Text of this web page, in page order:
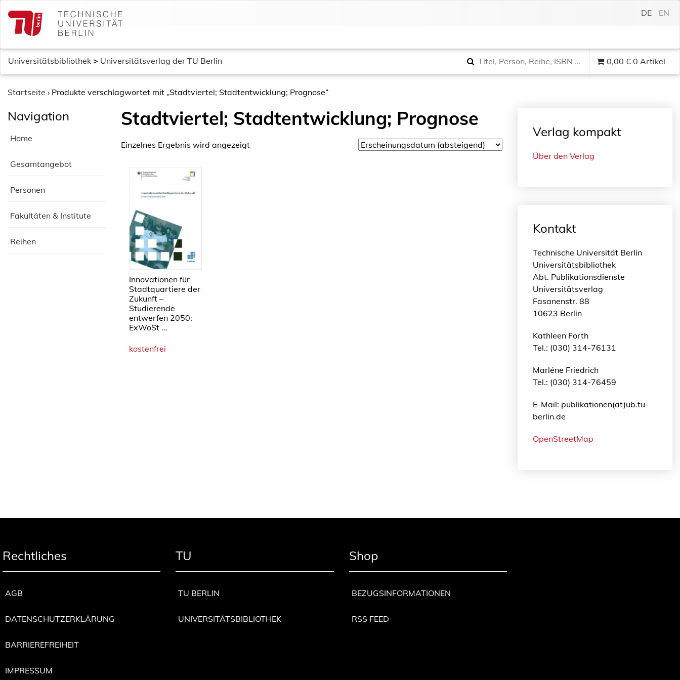
c
DE EN
Universitätsbibliothek > Universitätsverlag der TU Berlin 0,00 € 0 Artikel
Startseite › Produkte verschlagwortet mit „Stadtviertel; Stadtentwicklung; Prognose“
Navigation
Home
Gesamtangebot
Personen
Fakultäten & Institute
Reihen
Stadtviertel; Stadtentwicklung; Prognose
Einzelnes Ergebnis wird angezeigt
Innovationen für
Stadtquartiere der
Zukunft –
Studierende
entwerfen 2050;
ExWoSt ...
kostenfrei
Verlag kompakt
Über den Verlag
Kontakt
Technische Universität Berlin
Universitätsbibliothek
Abt. Publikationsdienste
Universitätsverlag
Fasanenstr. 88
10623 Berlin
Kathleen Forth
Tel.: (030) 314-76131
Marléne Friedrich
Tel.: (030) 314-76459
E-Mail: publikationen(at)ub.tu-
berlin.de
OpenStreetMap
Rechtliches
AGB
DATENSCHUTZERKLÄRUNG
BARRIEREFREIHEIT
IMPRESSUM
TU
TU BERLIN
UNIVERSITÄTSBIBLIOTHEK
Shop
BEZUGSINFORMATIONEN
RSS FEED